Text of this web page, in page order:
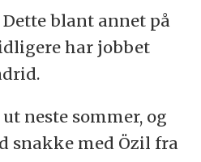
blant annet på
har jobbet
neste sommer, og
snakke med Özil fra